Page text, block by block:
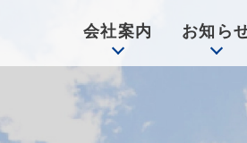
会社案内 お知ら